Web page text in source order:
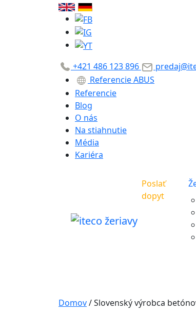
+421 486 123 896
Referencie ABUS
Referencie
Blog
O nás
Na stiahnutie
Média
Kariéra
Poslať
dopyt
Domov/Slovenský výrobca